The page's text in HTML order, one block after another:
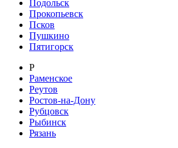
Подольск
Прокопьевск
Псков
Пушкино
Пятигорск
Р
Раменское
Реутов
Ростов-на-Дону
Рубцовск
Рыбинск
Рязань